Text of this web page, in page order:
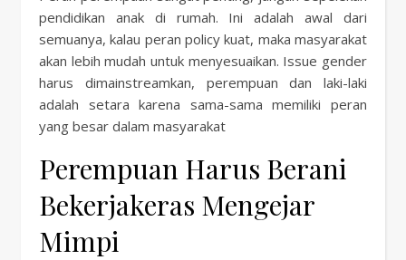
pendidikan anak di rumah. Ini adalah awal dari
semuanya, kalau peran policy kuat, maka masyarakat
akan lebih mudah untuk menyesuaikan. Issue gender
harus dimainstreamkan, perempuan dan laki-laki
adalah setara karena sama-sama memiliki peran
yang besar dalam masyarakat
Perempuan Harus Berani
Bekerjakeras Mengejar
Mimpi